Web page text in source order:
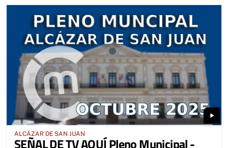
play_arrow
ALCÁZAR DE SAN JUAN
SEÑAL DE TV AQUÍ Pleno Municipal -